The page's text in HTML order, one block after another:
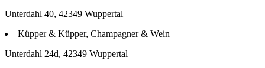
Unterdahl 40, 42349 Wuppertal
Küpper & Küpper, Champagner & Wein
Unterdahl 24d, 42349 Wuppertal